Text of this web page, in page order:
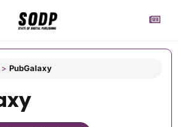
> PubGalaxy